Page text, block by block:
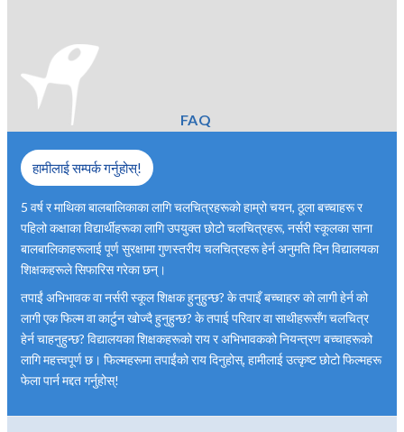
FAQ
हामीलाई सम्पर्क गर्नुहोस्!
5 वर्ष र माथिका बालबालिकाका लागि चलचित्रहरूको हाम्रो चयन, ठूला बच्चाहरू र
पहिलो कक्षाका विद्यार्थीहरूका लागि उपयुक्त छोटो चलचित्रहरू, नर्सरी स्कूलका साना
बालबालिकाहरूलाई पूर्ण सुरक्षामा गुणस्तरीय चलचित्रहरू हेर्न अनुमति दिन विद्यालयका
शिक्षकहरूले सिफारिस गरेका छन्।
तपाईं अभिभावक वा नर्सरी स्कूल शिक्षक हुनुहुन्छ? के तपाइँ बच्चाहरु को लागी हेर्न को
लागी एक फिल्म वा कार्टुन खोज्दै हुनुहुन्छ? के तपाई परिवार वा साथीहरूसँग चलचित्र
हेर्न चाहनुहुन्छ? विद्यालयका शिक्षकहरूको राय र अभिभावकको नियन्त्रण बच्चाहरूको
लागि महत्त्वपूर्ण छ। फिल्महरूमा तपाईंको राय दिनुहोस्, हामीलाई उत्कृष्ट छोटो फिल्महरू
फेला पार्न मद्दत गर्नुहोस्!